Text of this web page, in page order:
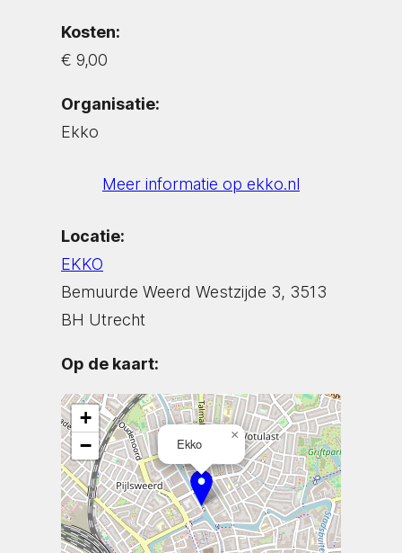
Kosten:
€ 9,00
Organisatie:
Ekko
Meer informatie op ekko.nl
Locatie:
EKKO
Bemuurde Weerd Westzijde 3, 3513
BH Utrecht
Op de kaart:
Ekko
×
+
−